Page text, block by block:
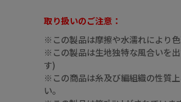
01（ｵﾌﾎﾜｲﾄ）
取り扱いのご注意：
※この製品は摩擦や水濡れにより
※この製品は生地独特な風合いを
す)
※この商品は糸及び編組織の性質
い。